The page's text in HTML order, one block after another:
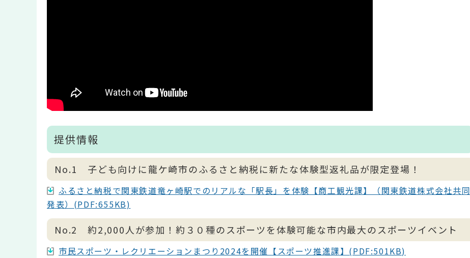
提供情報
No.1 子ども向けに龍ケ崎市のふるさと納税に新たな体験型返礼品が限定登場！
ふるさと納税で関東鉄道竜ヶ崎駅でのリアルな「駅長」を体験【商工観光課】（関東鉄道株式会社共同
発表）(PDF:655KB)
No.2 約2,000人が参加！約３０種のスポーツを体験可能な市内最大のスポーツイベント
市民スポーツ・レクリエーションまつり2024を開催【スポーツ推進課】(PDF:501KB)